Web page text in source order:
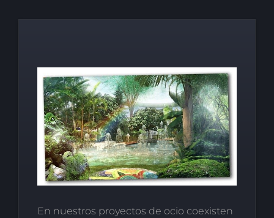
En nuestros proyectos de ocio coexisten